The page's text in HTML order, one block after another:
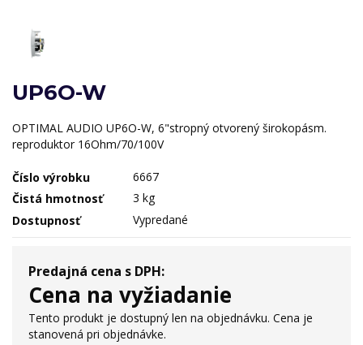
UP6O-W
OPTIMAL AUDIO UP6O-W, 6"stropný otvorený širokopásm.
reproduktor 16Ohm/70/100V
Číslo výrobku
6667
Čistá hmotnosť
3 kg
Dostupnosť
Vypredané
Predajná cena s DPH:
Cena na vyžiadanie
Tento produkt je dostupný len na objednávku. Cena je
stanovená pri objednávke.